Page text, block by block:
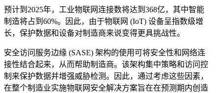
预计到2025年，工业物联网连接数将达到368亿，其中智能
制造将占到60%。因此，由于物联网 (IoT) 设备呈指数级增
长，保护数据和设备对制造商来说变得更具挑战性。
安全访问服务边缘 (SASE) 架构的使用可将安全性和网络连
接性结合起来，从而帮助制造商。该架构集中策略和访问控
制来保护数据并增强威胁检测。因此，通过考虑这些因素，
在整个制造业实施物联网安全解决方案旨在在预测期内创造